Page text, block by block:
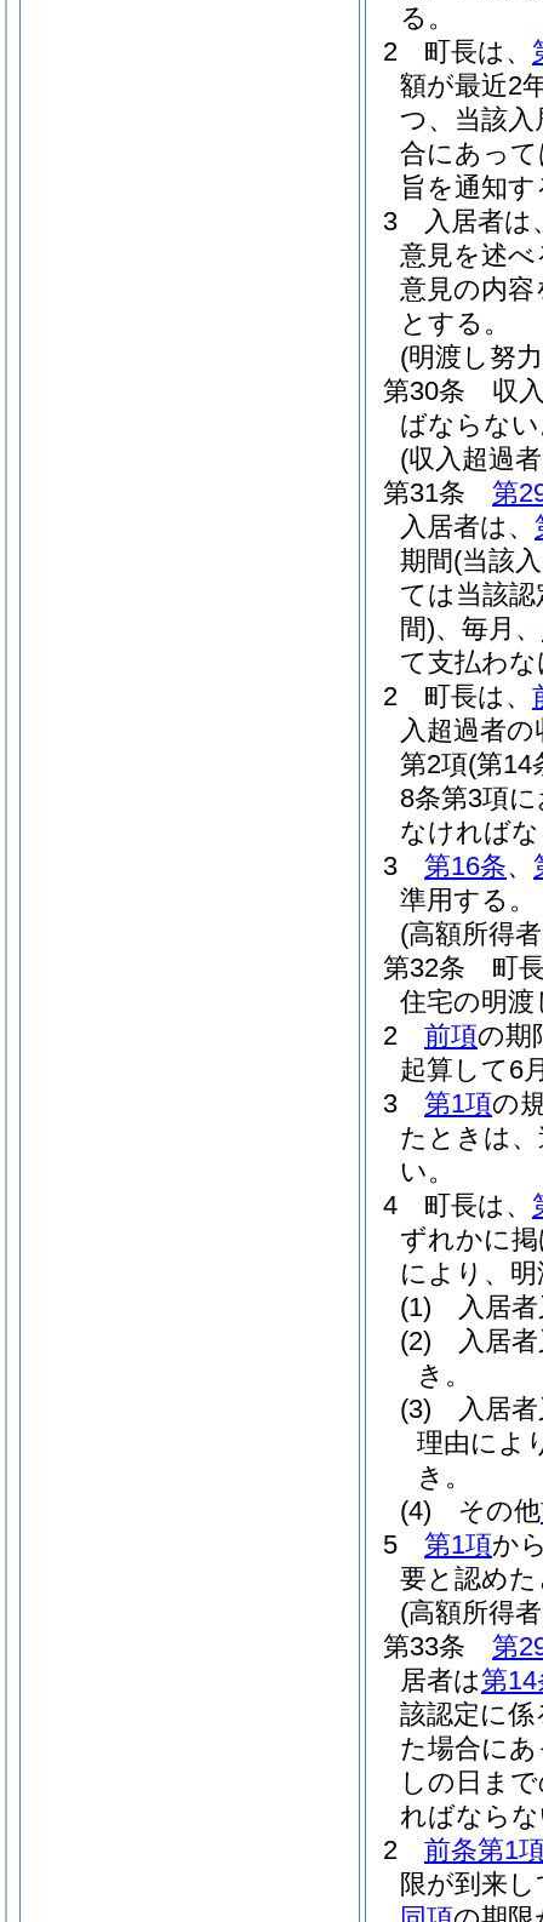
る。
2
町長は、
額が最近2
つ、当該
合にあっ
旨を通知
3
入居者は
意見を述
意見の内
とする。
(明渡し努
第30条
収
ばならな
(収入超過
第31条
第
入居者は、
期間(当該
ては当該
間)、毎月、
て支払わ
2
町長は、
入超過者
第2項(第14
8条第3項
なければ
3
第16条、
準用する。
(高額所得
第32条
町
住宅の明
2
前項の期
起算して6
3
第1項の
たときは
い。
4
町長は、
ずれかに
により、
(1)
入居
(2)
入居
き。
(3)
入居
理由によ
き。
(4)
その他
5
第1項か
要と認め
(高額所得
第33条
第
居者は第
該認定に係
た場合に
しの日ま
ればなら
2
前条第1
限が到来